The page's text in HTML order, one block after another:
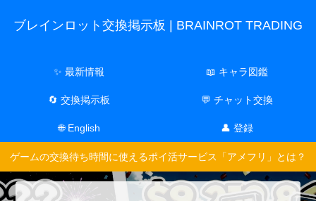
ブレインロット交換掲示板 | BRAINROT TRADING
✨ 最新情報 📖 キャラ図鑑
🔄 交換掲示板 💬 チャット交換
🌐 English 👤 登録
ゲームの交換待ち時間に使えるポイ活サービス「アメフリ」とは？